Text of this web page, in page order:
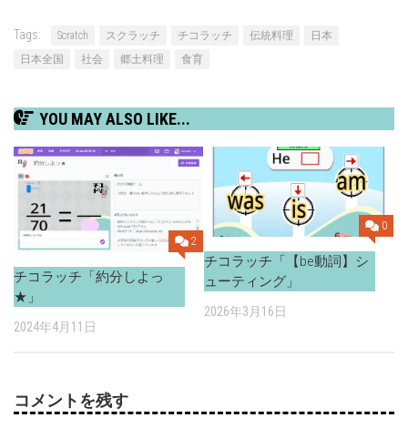
Tags: Scratch スクラッチ チコラッチ 伝統料理
日本
日本全国
社会 郷土料理 食育
YOU MAY ALSO LIKE...
2
チコラッチ「約分しよっ
★」
2024年4月11日
0
チコラッチ「【be動詞】シ
ューティング」
2026年3月16日
コメントを残す